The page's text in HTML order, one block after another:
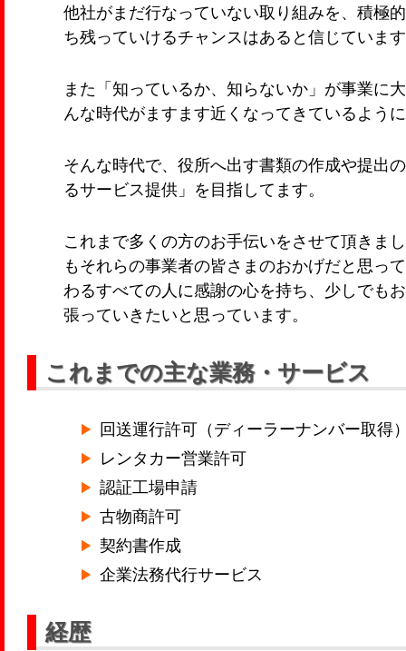
他社がまだ行なっていない取り組みを、積極
ち残っていけるチャンスはあると信じていま
また「知っているか、知らないか」が事業に
んな時代がますます近くなってきているよう
そんな時代で、役所へ出す書類の作成や提出
るサービス提供」を目指してます。
これまで多くの方のお手伝いをさせて頂きま
もそれらの事業者の皆さまのおかげだと思っ
わるすべての人に感謝の心を持ち、少しでも
張っていきたいと思っています。
これまでの主な業務・サービス
回送運行許可（ディーラーナンバー取得
レンタカー営業許可
認証工場申請
古物商許可
契約書作成
企業法務代行サービス
経歴